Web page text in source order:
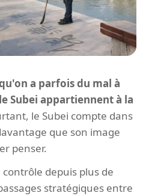
a parfois du mal à
Subei appartiennent à la
le Subei compte dans
que son image
penser.
depuis plus de
stratégiques entre